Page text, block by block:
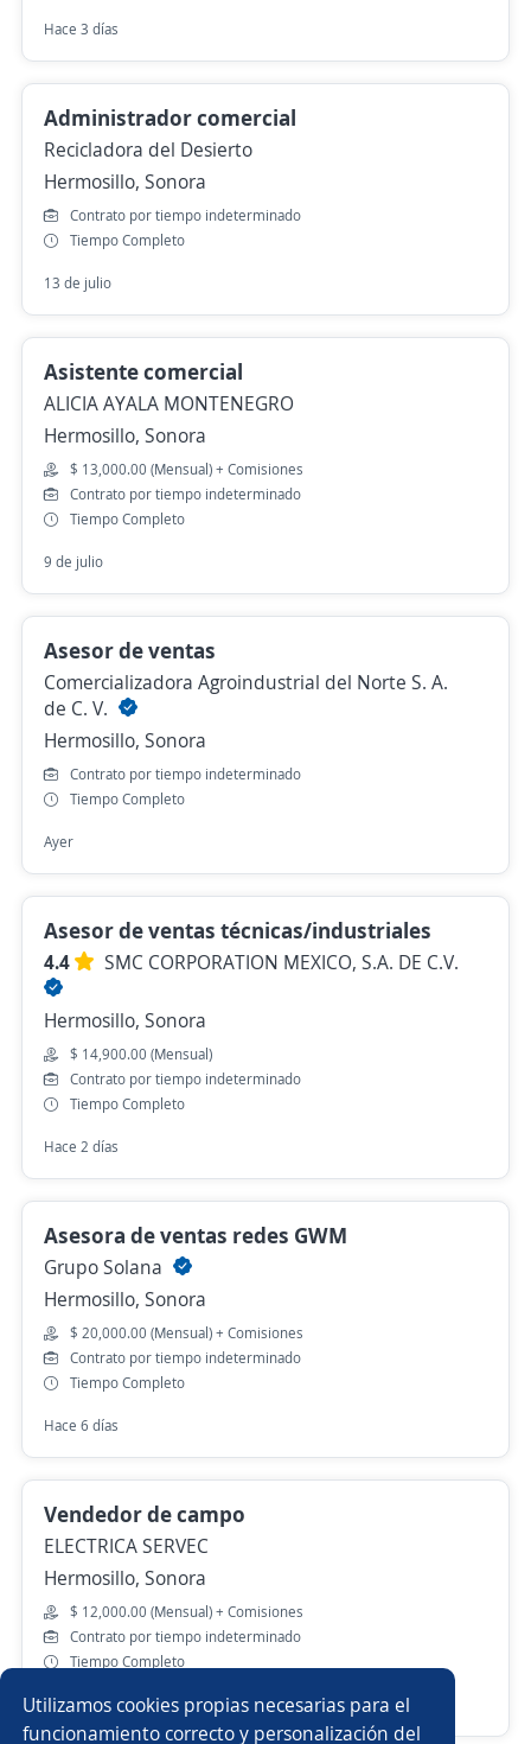
Utilizamos cookies propias necesarias para el
funcionamiento correcto y personalización del
Hace 3 días
Administrador comercial
Recicladora del Desierto
Hermosillo, Sonora
Contrato por tiempo indeterminado
Tiempo Completo
13 de julio
Asistente comercial
ALICIA AYALA MONTENEGRO
Hermosillo, Sonora
$ 13,000.00 (Mensual) + Comisiones
Contrato por tiempo indeterminado
Tiempo Completo
9 de julio
Asesor de ventas
Comercializadora Agroindustrial del Norte S. A.
de C. V.
Hermosillo, Sonora
Contrato por tiempo indeterminado
Tiempo Completo
Ayer
Asesor de ventas técnicas/industriales
4.4 SMC CORPORATION MEXICO, S.A. DE C.V.
Hermosillo, Sonora
$ 14,900.00 (Mensual)
Contrato por tiempo indeterminado
Tiempo Completo
Hace 2 días
Asesora de ventas redes GWM
Grupo Solana
Hermosillo, Sonora
$ 20,000.00 (Mensual) + Comisiones
Contrato por tiempo indeterminado
Tiempo Completo
Hace 6 días
Vendedor de campo
ELECTRICA SERVEC
Hermosillo, Sonora
$ 12,000.00 (Mensual) + Comisiones
Contrato por tiempo indeterminado
Tiempo Completo
Hace 2 días